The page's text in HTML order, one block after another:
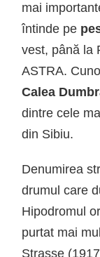
mai
întinde pe
vest, până la
ASTRA.
Calea
dintre cele
din Sibiu.
Denumirea
drumul care
Hipodromul
purtat mai
Strasse